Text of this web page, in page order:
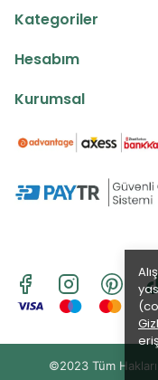
Kategoriler
Hesabım
Kurumsal
©2023 Tüm